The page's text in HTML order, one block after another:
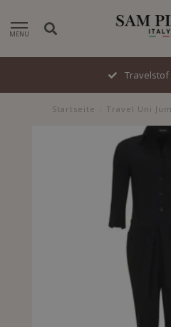
MENU
Travelstof
Startseite Travel Uni